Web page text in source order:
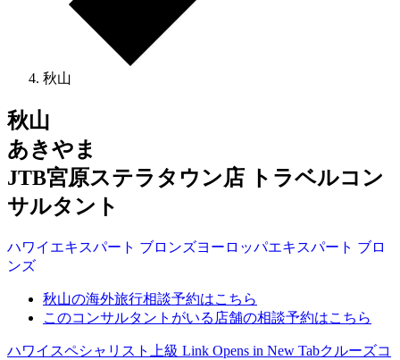
秋山
秋山
あきやま
JTB宮原ステラタウン店 トラベルコン
サルタント
ハワイ エキスパート ブロンズヨーロッパエキスパート ブロ
ンズ
秋山の海外旅行相談予約はこちら
このコンサルタントがいる店舗の相談予約はこちら
ハワイスペシャリスト上級 Link Opens in New Tabクルーズコ